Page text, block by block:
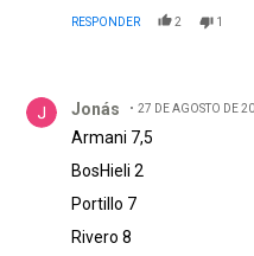
RESPONDER 2 1
Jonás 27 DE AGOSTO DE
Armani 7,5
BosHieli 2
Portillo 7
Rivero 8